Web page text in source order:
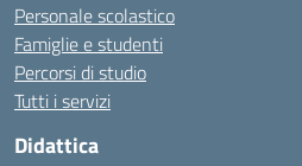
Personale scolastico
Famiglie e studenti
Percorsi di studio
Tutti i servizi
Didattica